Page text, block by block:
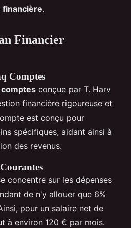
financière.
Financier
Comptes
conçue par T. Harv
financière rigoureuse et
est conçu pour
spécifiques, aidant ainsi à
des revenus.
concentre sur les dépenses
de n'y allouer que 6%
pour un salaire net de
à environ 120 € par mois.